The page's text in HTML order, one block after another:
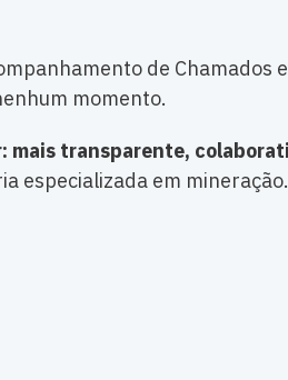
de Chamados
momento.
mais transparente,
especializada em mineração.